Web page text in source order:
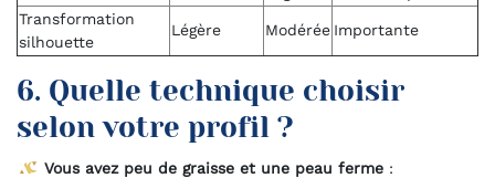
Transformation
silhouette
Légère Modérée Importante
6. Quelle technique choisir
selon votre profil ?
Vous avez peu de graisse et une peau ferme :